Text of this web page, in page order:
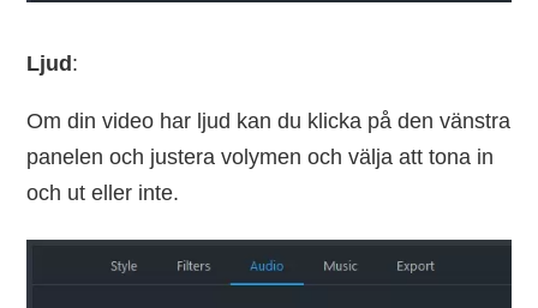
Ljud :
Om din video har ljud kan du klicka på den vänstra
panelen och justera volymen och välja att tona in
och ut eller inte.